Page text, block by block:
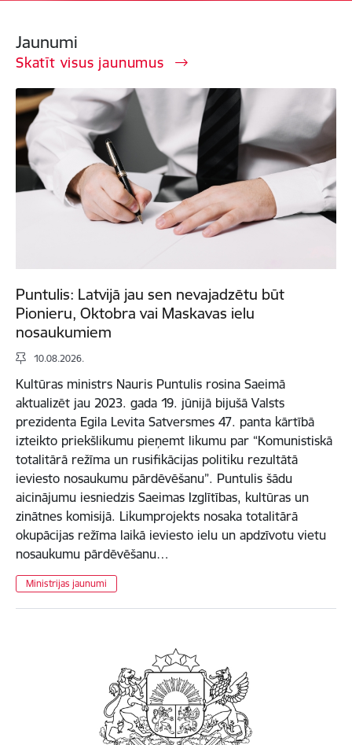
Jaunumi
Skatīt visus jaunumus
Puntulis: Latvijā jau sen nevajadzētu būt
Pionieru, Oktobra vai Maskavas ielu
nosaukumiem
10.08.2026.
Kultūras ministrs Nauris Puntulis rosina Saeimā
aktualizēt jau 2023. gada 19. jūnijā bijušā Valsts
prezidenta Egila Levita Satversmes 47. panta kārtībā
izteikto priekšlikumu pieņemt likumu par “Komunistiskā
totalitārā režīma un rusifikācijas politiku rezultātā
ieviesto nosaukumu pārdēvēšanu”. Puntulis šādu
aicinājumu iesniedzis Saeimas Izglītības, kultūras un
zinātnes komisijā. Likumprojekts nosaka totalitārā
okupācijas režīma laikā ieviesto ielu un apdzīvotu vietu
nosaukumu pārdēvēšanu…
Ministrijas jaunumi